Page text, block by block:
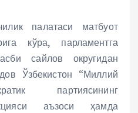
палатаси матбуот
кўра, парламентга
сайлов округидан
Ўзбекистон “Миллий
партиясининг
аъзоси ҳамда